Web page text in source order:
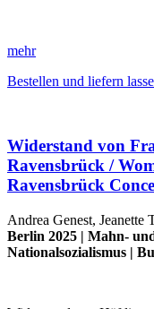
mehr
Bestellen und liefern
Widerstand von
Ravensbrück /
Ravensbrück
Andrea Genest, Jeanette
Berlin 2025 | Mahn-
Nationalsozialismus |